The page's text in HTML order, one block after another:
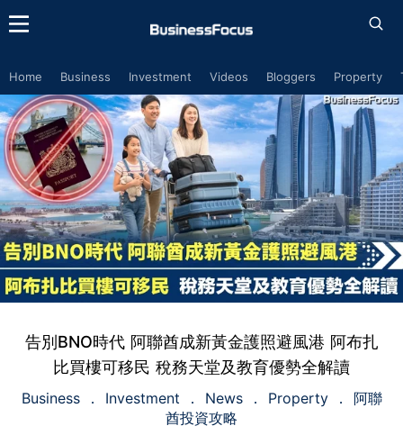
Home Business Investment Videos Bloggers Property
告別BNO時代 阿聯酋成新黃金護照避風港 阿布扎
比買樓可移民 稅務天堂及教育優勢全解讀
Business Investment News Property
阿聯
酋投資攻略